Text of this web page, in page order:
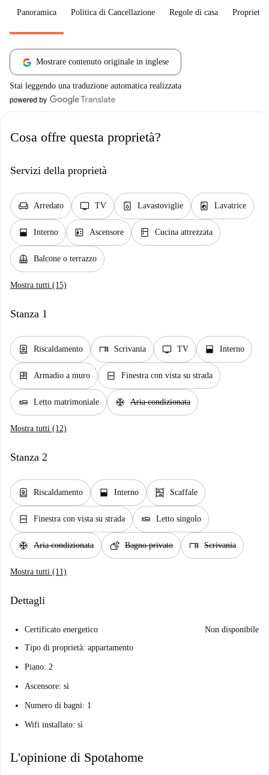
Panoramica Politica di Cancellazione Regole di casa
Mostrare contenuto originale in inglese
Stai leggendo una traduzione automatica realizzata
Cosa offre questa proprietà?
Servizi della proprietà
chair Arredato tv TV dishwasher_gen Lavastoviglie local_laundry_service Lavatrice
window_open Interno elevator Ascensore kitchen Cucina attrezzata
balcony Balcone o terrazzo
Mostra tutti (15)
Stanza 1
water_heater Riscaldamento desk Scrivania tv TV window_open Interno
dresser Armadio a muro window_closed Finestra con vista su strada
airline_seat_flat Letto matrimoniale ac_unit Aria condizionata
Mostra tutti (12)
Stanza 2
water_heater Riscaldamento window_open Interno shelves Scaffale
window_closed Finestra con vista su strada airline_seat_flat Letto singolo
ac_unit Aria condizionata soap Bagno privato desk Scrivania
Mostra tutti (11)
Dettagli
Certificato energetico
Non disponibile
Tipo di proprietà: appartamento
Piano: 2
Ascensore: si
Numero di bagni: 1
Wifi installato: sì
L'opinione di Spotahome